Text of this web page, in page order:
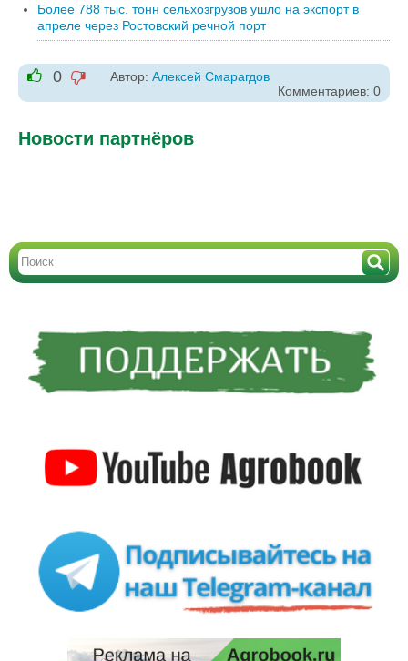
Более 788 тыс. тонн сельхозгрузов ушло на экспорт в
апреле через Ростовский речной порт
0 Автор: Алексей Смарагдов
Комментариев: 0
Новости партнёров